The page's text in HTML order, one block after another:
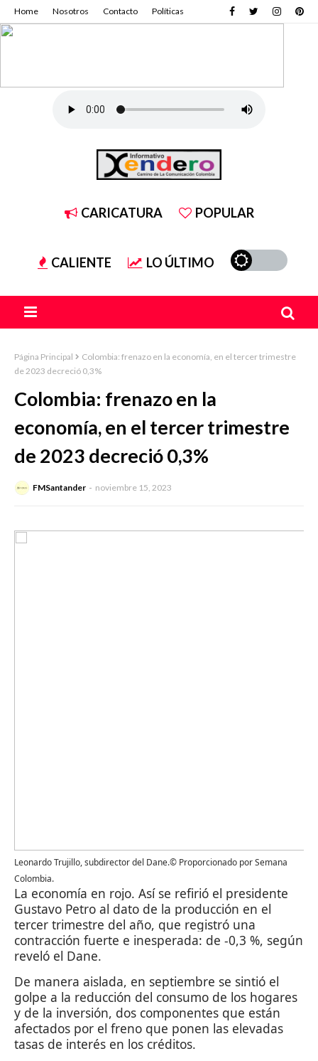
Home Nosotros Contacto Políticas
CARICATURA POPULAR
CALIENTE LO ÚLTIMO
Página Principal
Colombia: frenazo en la economía, en el tercer trimestre
de 2023 decreció 0,3%
Colombia: frenazo en la
economía, en el tercer trimestre
de 2023 decreció 0,3%
FMSantander noviembre 15, 2023
Leonardo Trujillo, subdirector del Dane.© Proporcionado por Semana
Colombia.
La economía en rojo. Así se refirió el presidente
Gustavo Petro al dato de la producción en el
tercer trimestre del año, que registró una
contracción fuerte e inesperada: de -0,3 %, según
reveló el Dane.
De manera aislada, en septiembre se sintió el
golpe a la reducción del consumo de los hogares
y de la inversión, dos componentes que están
afectados por el freno que ponen las elevadas
tasas de interés en los créditos.